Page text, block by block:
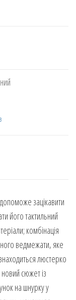
зацікавити
його тактильний
комбінація
ведмежати, яке
люстерко
сюжет із
на шнурку у